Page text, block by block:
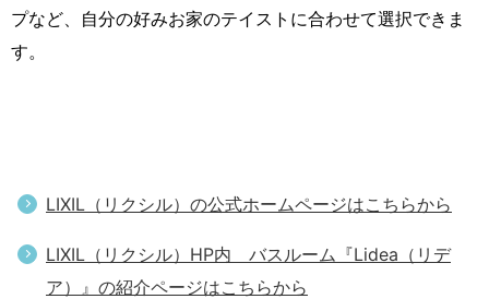
プなど、自分の好みお家のテイストに合わせて選択できま
す。
LIXIL（リクシル）の公式ホームページはこちらから
LIXIL（リクシル）HP内 バスルーム『Lidea（リデ
ア）』の紹介ページはこちらから